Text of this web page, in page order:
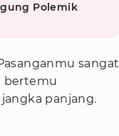
Polemik
sangat
bertemu
panjang.